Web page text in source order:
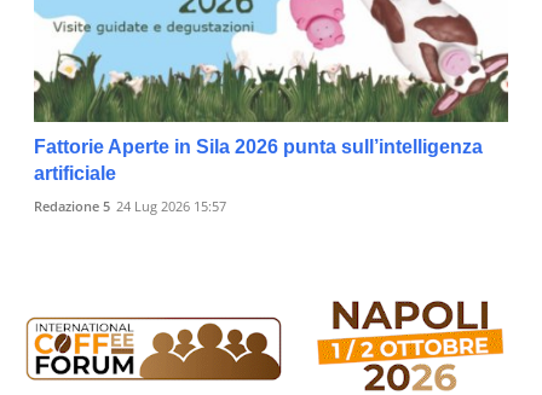
Fattorie Aperte in Sila 2026 punta sull’intelligenza
artificiale
Redazione 5 24 Lug 2026 15:57